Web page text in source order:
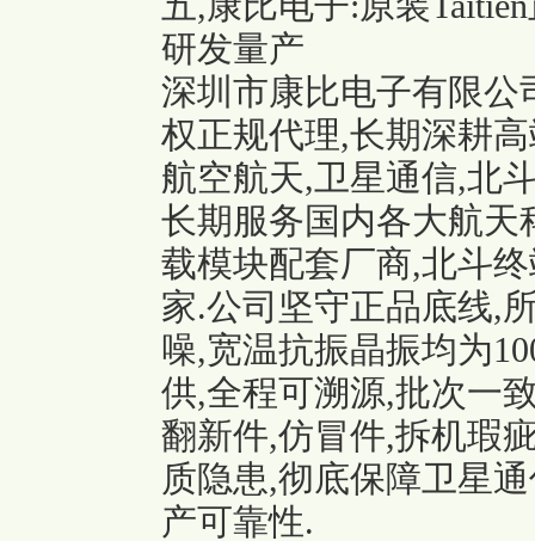
研发量产
深圳市康比电子有限公
权正规代理,长期深耕
航空航天,卫星通信,北
长期服务国内各大航
载模块配套厂商,北斗
家.公司坚守正品底线,
噪,宽温抗振晶振均为
供,全程可溯源,批次一
翻新件,仿冒件,拆机瑕
质隐患,彻底保障卫星
产可靠性.